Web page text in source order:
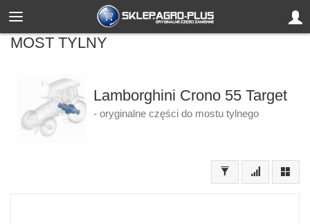
MOST TYLNY
Lamborghini Crono 55 Target
- oryginalne części do mostu tylnego